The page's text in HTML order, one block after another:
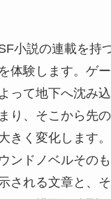
小説の連載を持
体験します。ゲ
って地下へ沈み
り、そこから先
きく変化します
ンドノベルその
される文章と、